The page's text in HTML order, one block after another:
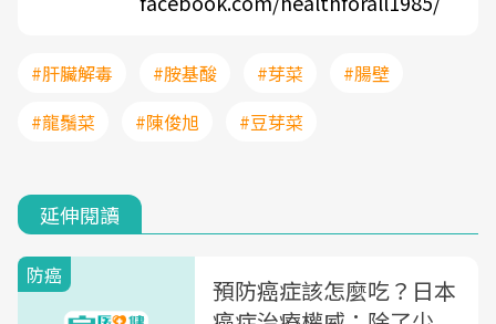
#肝臟解毒 #胺基酸 #芽菜
#腸壁
#龍鬚菜
#陳俊旭 #豆芽菜
延伸閱讀
防癌
預防癌症該怎麼吃？日本